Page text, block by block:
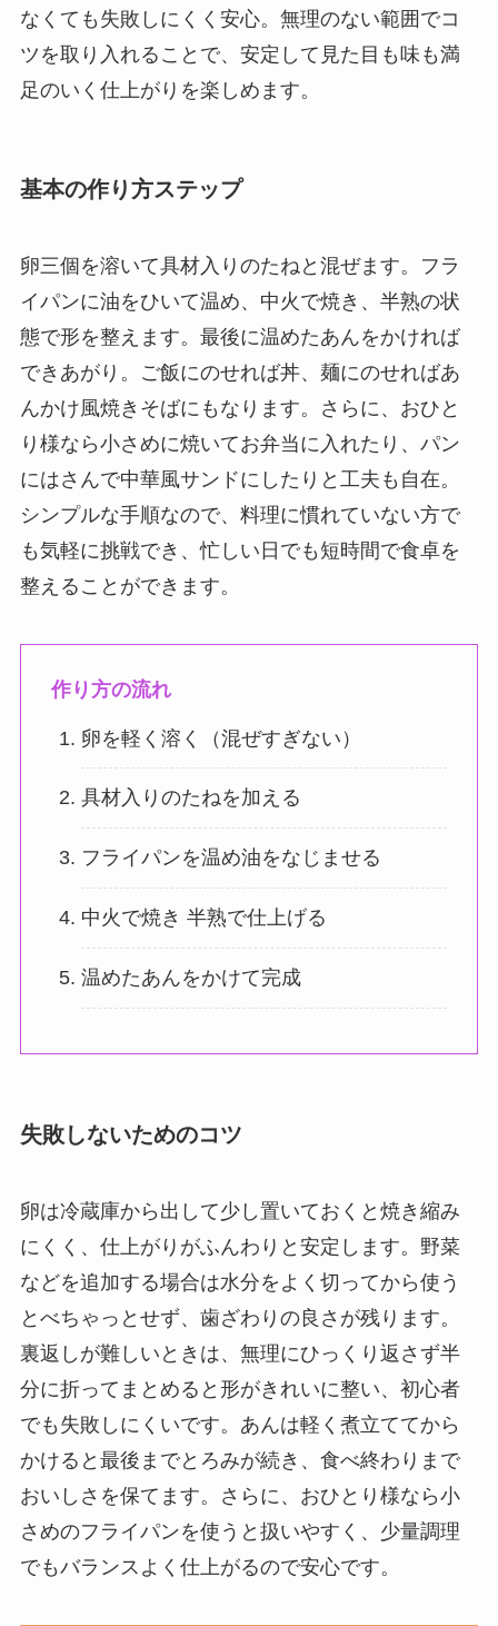
なくても失敗しにくく安心。無理のない範囲でコ
ツを取り入れることで、安定して見た目も味も満
足のいく仕上がりを楽しめます。
基本の作り方ステップ
卵三個を溶いて具材入りのたねと混ぜます。フラ
イパンに油をひいて温め、中火で焼き、半熟の状
態で形を整えます。最後に温めたあんをかければ
できあがり。ご飯にのせれば丼、麺にのせればあ
んかけ風焼きそばにもなります。さらに、おひと
り様なら小さめに焼いてお弁当に入れたり、パン
にはさんで中華風サンドにしたりと工夫も自在。
シンプルな手順なので、料理に慣れていない方で
も気軽に挑戦でき、忙しい日でも短時間で食卓を
整えることができます。
作り方の流れ
卵を軽く溶く（混ぜすぎない）
具材入りのたねを加える
フライパンを温め油をなじませる
中火で焼き 半熟で仕上げる
温めたあんをかけて完成
失敗しないためのコツ
卵は冷蔵庫から出して少し置いておくと焼き縮み
にくく、仕上がりがふんわりと安定します。野菜
などを追加する場合は水分をよく切ってから使う
とべちゃっとせず、歯ざわりの良さが残ります。
裏返しが難しいときは、無理にひっくり返さず半
分に折ってまとめると形がきれいに整い、初心者
でも失敗しにくいです。あんは軽く煮立ててから
かけると最後までとろみが続き、食べ終わりまで
おいしさを保てます。さらに、おひとり様なら小
さめのフライパンを使うと扱いやすく、少量調理
でもバランスよく仕上がるので安心です。